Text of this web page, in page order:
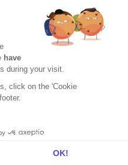
have
during your visit.
click on the 'Cookie
OK!
cookies
de Dados